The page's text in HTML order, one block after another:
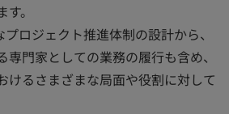
。
ロジェクト推進体制の設計から、
門家としての業務の履行も含め、
けるさまざまな局面や役割に対して